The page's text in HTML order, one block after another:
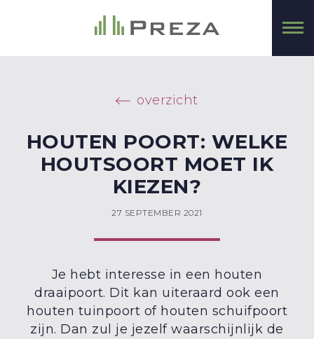
overzicht
HOUTEN POORT: WELKE
HOUTSOORT MOET IK
KIEZEN?
27 SEPTEMBER 2021
Je hebt interesse in een houten
draaipoort. Dit kan uiteraard ook een
houten tuinpoort of houten schuifpoort
zijn. Dan zul je jezelf waarschijnlijk de